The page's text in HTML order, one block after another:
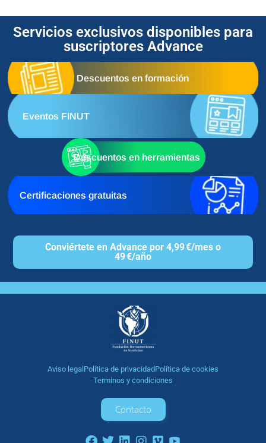
Servicios exclusivos disponibles para
suscriptores Advance
Descuentos en formación
Eventos FINUT
Descuentos en herramientas
Certificaciones gratuitas
Conviértete en Advance por 4,99 €/mes o
49 €/año
Aviso legal Política de privacidadPolítica de cookies
Terminos y condiciones
Contacto